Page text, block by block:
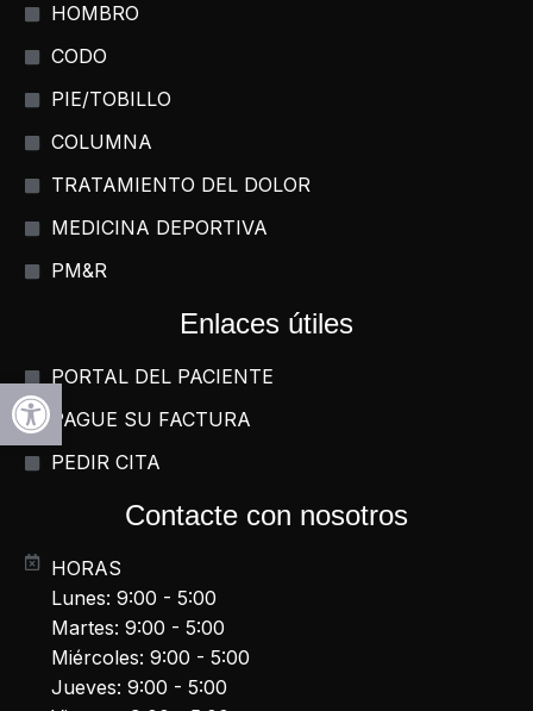
HOMBRO
CODO
PIE/TOBILLO
COLUMNA
TRATAMIENTO DEL DOLOR
MEDICINA DEPORTIVA
PM&R
Enlaces útiles
PORTAL DEL PACIENTE
PAGUE SU FACTURA
PEDIR CITA
Contacte con nosotros
HORAS
Lunes: 9:00 - 5:00
Martes: 9:00 - 5:00
Miércoles: 9:00 - 5:00
Jueves: 9:00 - 5:00
Abrir la barra de herramientas